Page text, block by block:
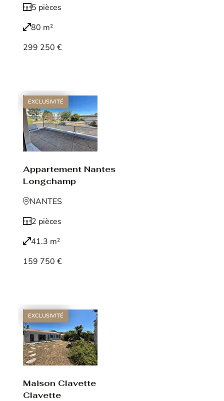
5 pièces
80 m²
299 250 €
EXCLUSIVITÉ
Appartement Nantes
Longchamp
NANTES
2 pièces
41.3 m²
159 750 €
EXCLUSIVITÉ
Maison Clavette
Clavette